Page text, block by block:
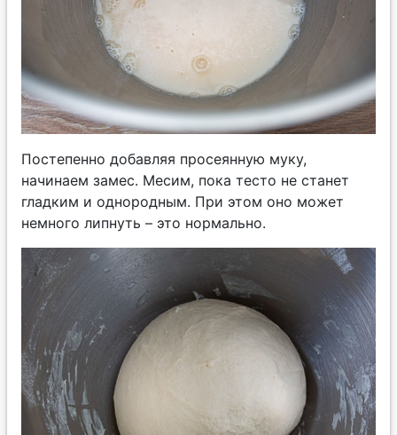
Постепенно добавляя просеянную муку,
начинаем замес. Месим, пока тесто не станет
гладким и однородным. При этом оно может
немного липнуть – это нормально.